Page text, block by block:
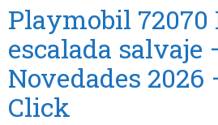
Playmobil 72070
escalada salvaje
Novedades
Click